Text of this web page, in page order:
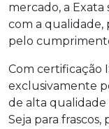
mercado, a
com a qualidade,
pelo
Com certificação
exclusivamente
de alta qualidade
Seja para